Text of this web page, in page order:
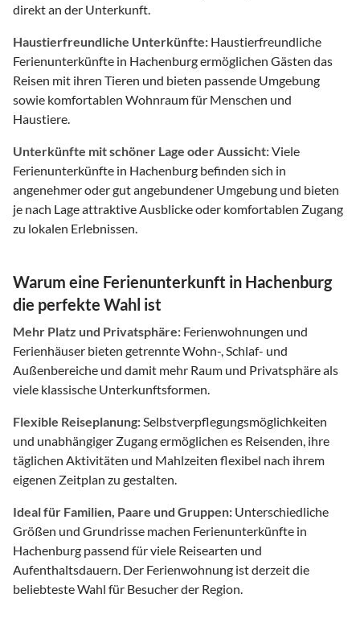
direkt an der Unterkunft.
Haustierfreundliche Unterkünfte: Haustierfreundliche
Ferienunterkünfte in Hachenburg ermöglichen Gästen das
Reisen mit ihren Tieren und bieten passende Umgebung
sowie komfortablen Wohnraum für Menschen und
Haustiere.
Unterkünfte mit schöner Lage oder Aussicht:Viele
Ferienunterkünfte in Hachenburg befinden sich in
angenehmer oder gut angebundener Umgebung und bieten
je nach Lage attraktive Ausblicke oder komfortablen Zugang
zu lokalen Erlebnissen.
Warum eine Ferienunterkunft in Hachenburg
die perfekte Wahl ist
Mehr Platz und Privatsphäre: Ferienwohnungen und
Ferienhäuser bieten getrennte Wohn-, Schlaf- und
Außenbereiche und damit mehr Raum und Privatsphäre als
viele klassische Unterkunftsformen.
Flexible Reiseplanung: Selbstverpflegungsmöglichkeiten
und unabhängiger Zugang ermöglichen es Reisenden, ihre
täglichen Aktivitäten und Mahlzeiten flexibel nach ihrem
eigenen Zeitplan zu gestalten.
Ideal für Familien, Paare und Gruppen: Unterschiedliche
Größen und Grundrisse machen Ferienunterkünfte in
Hachenburg passend für viele Reisearten und
Aufenthaltsdauern. Der Ferienwohnung ist derzeit die
beliebteste Wahl für Besucher der Region.